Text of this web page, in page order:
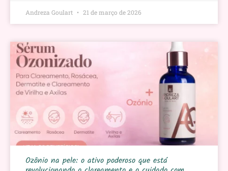
Andreza Goulart 21 de março de 2026
Ozônio na pele: o ativo poderoso que está